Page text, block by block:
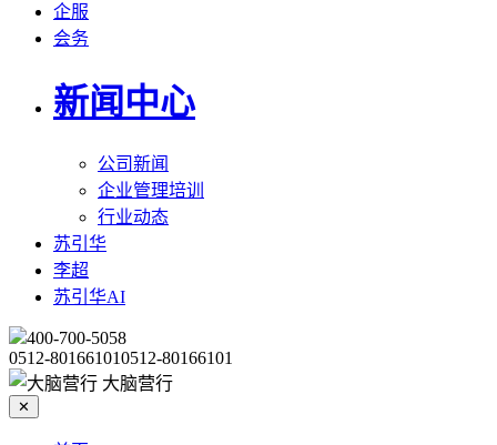
企服
会务
新闻中心
公司新闻
企业管理培训
行业动态
苏引华
李超
苏引华AI
400-700-5058
0512-801661010512-80166101
大脑营行
✕